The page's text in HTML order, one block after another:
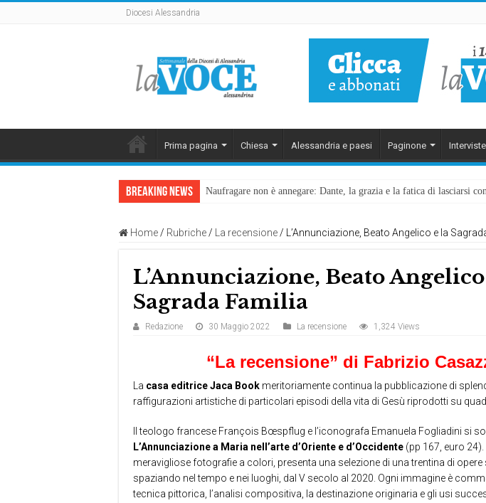
Diocesi Alessandria
Prima pagina Chiesa Alessandria e paesi Paginone Interviste
Breaking News Naufragare non è annegare: Dante, la grazia e la fatica di lasciarsi
Home / Rubriche / La recensione / L’Annunciazione, Beato Angelico e la
L’Annunciazione, Beato
Sagrada Familia
Redazione 30 Maggio 2022 La recensione 1,324 Views
“La recensione” di Fabrizio
La casa editrice Jaca Book meritoriamente continua la pubblicazione di
raffigurazioni artistiche di particolari episodi della vita di Gesù riprodotti su
Il teologo francese François Bœspflug e l’iconografa Emanuela Fogliadini si
L’Annunciazione a Maria nell’arte d’Oriente e d’Occidente (pp 167, euro
meravigliose fotografie a colori, presenta una selezione di una trentina di opere
spaziando nel tempo e nei luoghi, dal V secolo al 2020. Ogni immagine è
tecnica pittorica, l’analisi compositiva, la destinazione originaria e gli usi